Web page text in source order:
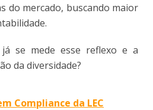
do mercado, buscando maior
se mede esse reflexo e a
da diversidade?
Compliance da LEC